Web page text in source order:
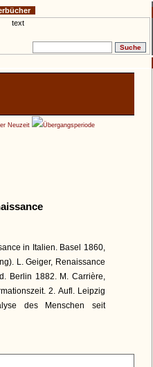
Neuzeit Übergangsperiode
in Italien. Basel 1860,
L. Geiger, Renaissance
Berlin 1882. M. Carrière,
2. Aufl. Leipzig
des Menschen seit